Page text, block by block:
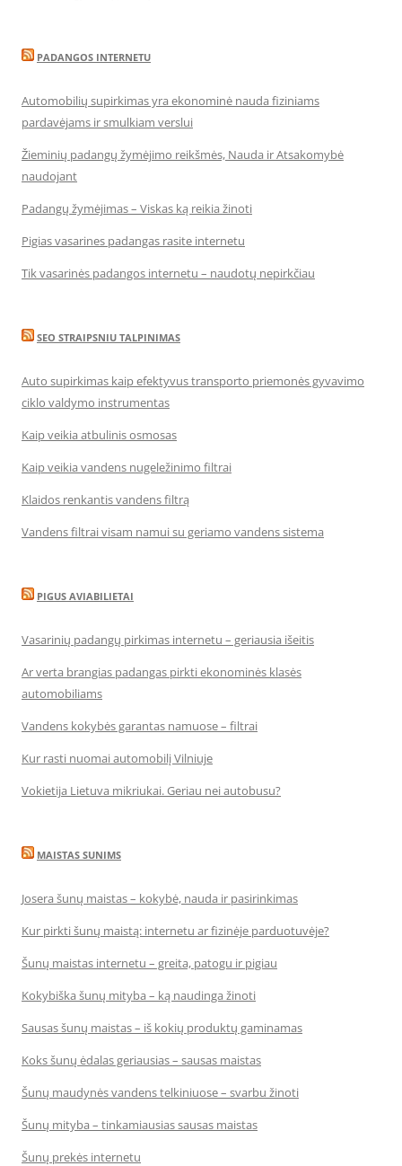
PADANGOS INTERNETU
Automobilių supirkimas yra ekonominė nauda fiziniams
pardavėjams ir smulkiam verslui
Žieminių padangų žymėjimo reikšmės, Nauda ir Atsakomybė
naudojant
Padangų žymėjimas – Viskas ką reikia žinoti
Pigias vasarines padangas rasite internetu
Tik vasarinės padangos internetu – naudotų nepirkčiau
SEO STRAIPSNIU TALPINIMAS
Auto supirkimas kaip efektyvus transporto priemonės gyvavimo
ciklo valdymo instrumentas
Kaip veikia atbulinis osmosas
Kaip veikia vandens nugeležinimo filtrai
Klaidos renkantis vandens filtrą
Vandens filtrai visam namui su geriamo vandens sistema
PIGUS AVIABILIETAI
Vasarinių padangų pirkimas internetu – geriausia išeitis
Ar verta brangias padangas pirkti ekonominės klasės
automobiliams
Vandens kokybės garantas namuose – filtrai
Kur rasti nuomai automobilį Vilniuje
Vokietija Lietuva mikriukai. Geriau nei autobusu?
MAISTAS SUNIMS
Josera šunų maistas – kokybė, nauda ir pasirinkimas
Kur pirkti šunų maistą: internetu ar fizinėje parduotuvėje?
Šunų maistas internetu – greita, patogu ir pigiau
Kokybiška šunų mityba – ką naudinga žinoti
Sausas šunų maistas – iš kokių produktų gaminamas
Koks šunų ėdalas geriausias – sausas maistas
Šunų maudynės vandens telkiniuose – svarbu žinoti
Šunų mityba – tinkamiausias sausas maistas
Šunų prekės internetu